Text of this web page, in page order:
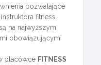
pozwalające
fitness.
na najwyższym
obowiązującymi
placówce FITNESS